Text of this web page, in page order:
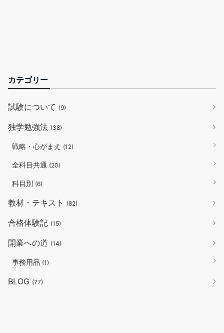
カテゴリー
試験について (9)
独学勉強法 (38)
戦略・心がまえ (12)
全科目共通 (20)
科目別 (6)
教材・テキスト (82)
合格体験記 (15)
開業への道 (14)
事務用品 (1)
BLOG (77)